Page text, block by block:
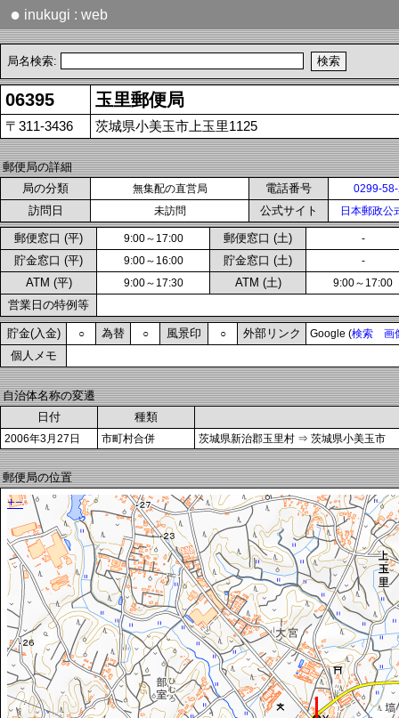
● inukugi : web
局名検索:
06395 玉里郵便局
〒311-3436 茨城県小美玉市上玉里1125
郵便局の詳細
局の分類
無集配の直営局 電話番号 0299-
訪問日 未訪問 公式サイト 日本郵政公
郵便窓口 (平) 9:00～17:00 郵便窓口 (土) -
貯金窓口 (平) 9:00～16:00 貯金窓口 (土) -
ATM (平) 9:00～17:30 ATM (土) 9:00～17:00
営業日の特例等
貯金(入金) ○ 為替 ○ 風景印 ○ 外部リンク Google (検索 画
個人メモ
自治体名称の変遷
日付
種類
2006年3月27日 市町村合併 茨城県新治郡玉里村 ⇒ 茨城県小美玉市
郵便局の位置